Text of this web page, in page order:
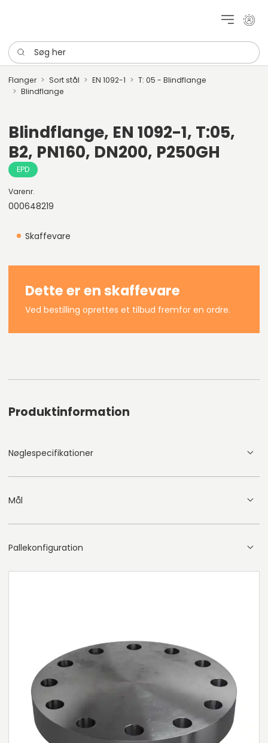
Mit
Søg her
Flanger Sort stål EN 1092-1
T: 05 - Blindflange
Blindflange
Blindflange, EN 1092-1, T:05,
B2, PN160, DN200, P250GH
EPD
Varenr.
000648219
Skaffevare
Dette er en skaffevare
Ved bestilling oprettes et tilbud fremfor en ordre.
Produktinformation
Nøglespecifikationer
Mål
Pallekonfiguration